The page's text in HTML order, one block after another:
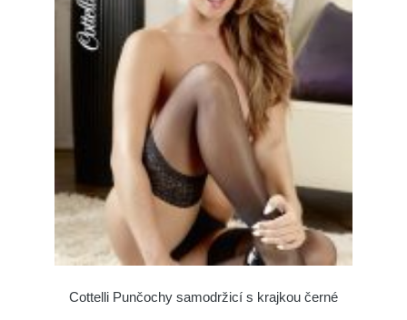
Cottelli Punčochy samodržicí s krajkou černé